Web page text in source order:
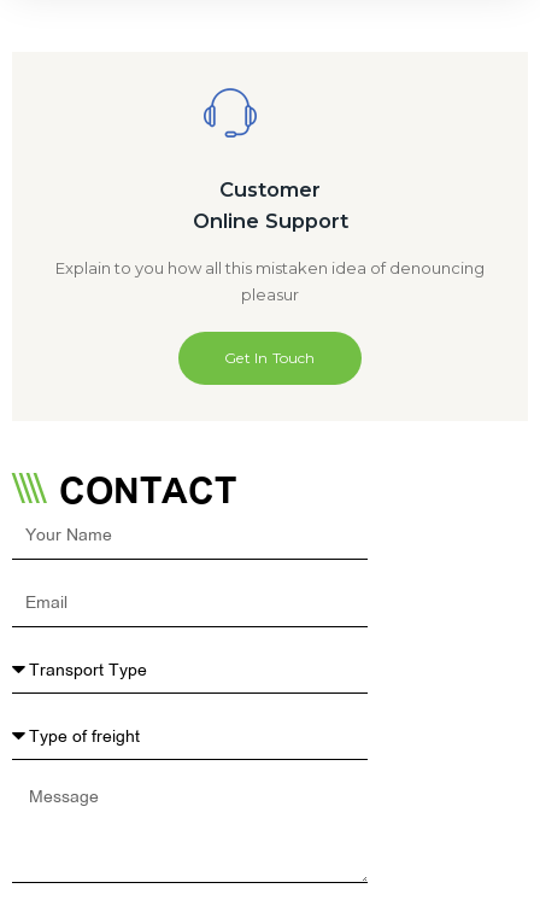
Customer
Online Support
Explain to you how all this mistaken idea of denouncing
pleasur
Get In Touch
CONTACT
Message